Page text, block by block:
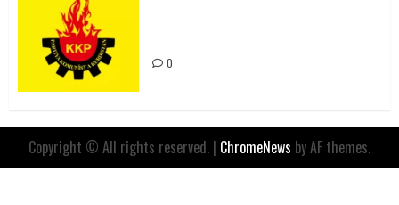
0
Copyright © All rights reserved. | ChromeNews by AF themes.